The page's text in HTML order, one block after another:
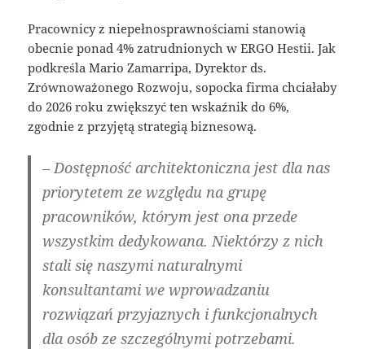
Pracownicy z niepełnosprawnościami stanowią
obecnie ponad 4% zatrudnionych w ERGO Hestii. Jak
podkreśla Mario Zamarripa, Dyrektor ds.
Zrównoważonego Rozwoju, sopocka firma chciałaby
do 2026 roku zwiększyć ten wskaźnik do 6%,
zgodnie z przyjętą strategią biznesową.
– Dostępność architektoniczna jest dla nas
priorytetem ze względu na grupę
pracowników, którym jest ona przede
wszystkim dedykowana. Niektórzy z nich
stali się naszymi naturalnymi
konsultantami we wprowadzaniu
rozwiązań przyjaznych i funkcjonalnych
dla osób ze szczególnymi potrzebami.